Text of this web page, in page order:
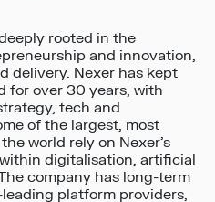
rooted in the
and innovation,
delivery. Nexer has kept
for over 30 years, with
tech and
of the largest, most
world rely on Nexer’s
digitalisation, artificial
company has long-term
platform providers,